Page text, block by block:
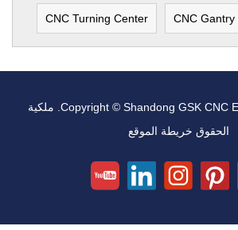
CNC
CNC Turning Center
Copyright © Shandong GSK CNC Equipment Co., Ltd. ملكية
الحقوق خريطة الموقع